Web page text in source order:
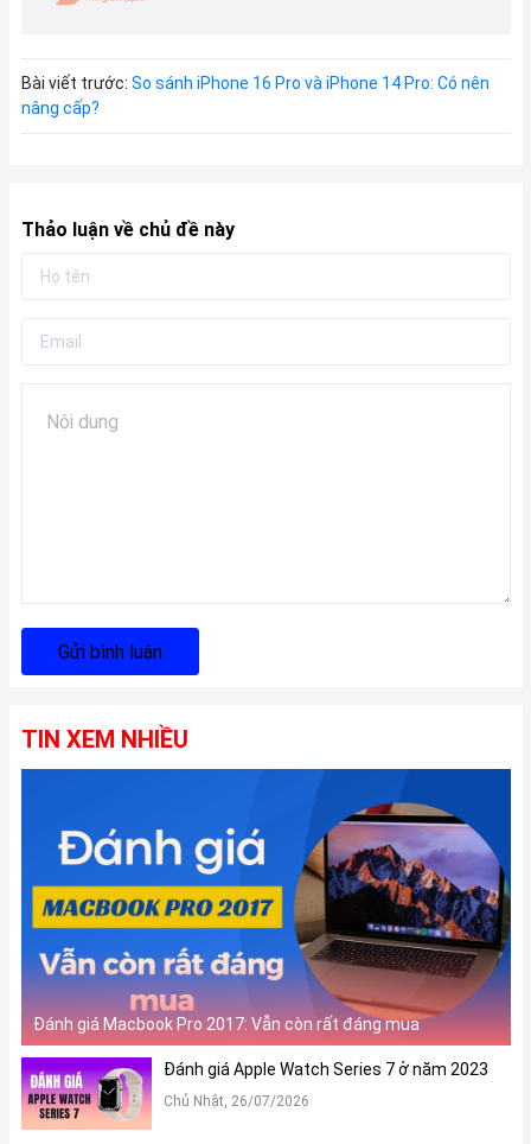
Bài viết trước: So sánh iPhone 16 Pro và iPhone 14 Pro: Có nên
nâng cấp?
Thảo luận về chủ đề này
Gửi bình luận
TIN XEM NHIỀU
Đánh giá Macbook Pro 2017: Vẫn còn rất đáng mua
Đánh giá Apple Watch Series 7 ở năm 2023
Chủ Nhật, 26/07/2026